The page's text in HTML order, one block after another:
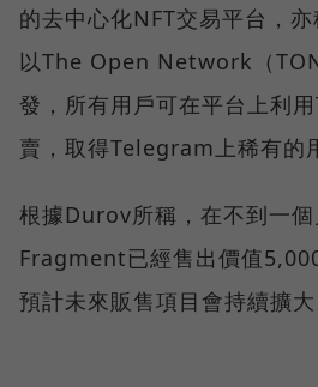
的去中心化NFT交易平台，亦
以The Open Network（
發，所有用戶可在平台上利
賣，取得Telegram上稀有的
根據Durov所稱，在不到一個
Fragment已經售出價值
預計未來販售項目會持續擴大